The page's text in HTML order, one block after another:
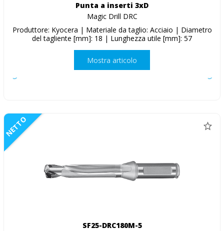
Punta a inserti 3xD
Magic Drill DRC
Produttore: Kyocera | Materiale da taglio: Acciaio | Diametro
del tagliente [mm]: 18 | Lunghezza utile [mm]: 57
Mostra articolo
NETTO
SF25-DRC180M-5